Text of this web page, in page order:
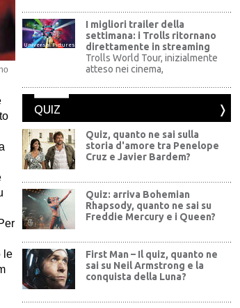
le
Universal Pictures
I migliori trailer della
settimana: i Trolls ritornano
direttamente in streaming
Trolls World Tour, inizialmente
atteso nei cinema,
QUIZ
Quiz, quanto ne sai sulla
storia d'amore tra Penelope
Cruz e Javier Bardem?
Quiz: arriva Bohemian
Rhapsody, quanto ne sai su
Freddie Mercury e i Queen?
First Man – Il quiz, quanto ne
sai su Neil Armstrong e la
conquista della Luna?